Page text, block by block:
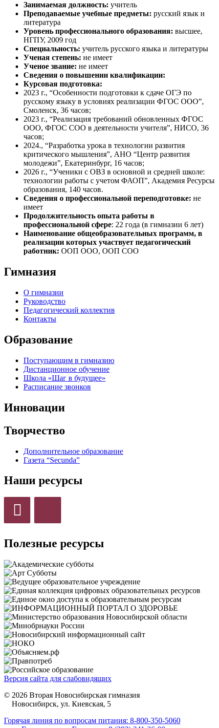
За­нима­емая долж­ность: учи­тель
Пре­пода­ва­емые учебные предметы: русский язык и
литература
Уровень профессионального образования: выс­шее,
НГПУ, 2009 год
Спе­ци­аль­ность: учи­тель русского языка и литературы
Уче­ная сте­пень: не име­ет
Уче­ное зва­ние: не име­ет
Сведения о повышении квалификации:
Кур­со­вая под­го­тов­ка:
2023 г., “Особенности подготовки к сдаче ОГЭ по
русскому языку в условиях реализации ФГОС ООО”,
Смоленск, 36 часов;
2023 г., “Реализация требований обновленных ФГОС
ООО, ФГОС СОО в деятельности учителя”, НИСО, 36
часов;
2024., “Разработка урока в технологии развития
критического мышления”, АНО “Центр развития
молодежи”, Екатеринбург, 16 часов;
2026 г., “Ученики с ОВЗ в основной и средней школе:
технологии работы с учетом ФАОП”, Академия Ресурсы
образования, 140 часов.
Сведения о профессиональной переподготовке: не
имеет
Продолжительность опыта работы в
профессиональной сфере: 22 года (в гим­на­зии 6 лет)
Наименование общеобразовательных программ, в
реализации которых участвует педагогический
работник: ООП ООО, ООП СОО
Гимназия
О гимназии
Руководство
Педагогический коллектив
Контакты
Образование
Поступающим в гимназию
Дистанционное обучение
Школа «Шаг в будущее»
Расписание звонков
Инновации
Творчество
Дополнительное образование
Газета “Secunda”
Наши ресурсы
Полезные ресурсы
Версия сайта для слабовидящих
© 2026 Вторая Новосибирская гимназия
Новосибирск, ул. Киевская, 5
Горячая линия по вопросам питания: 8-800-350-5060